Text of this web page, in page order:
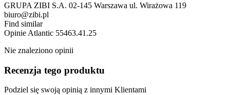
GRUPA ZIBI S.A. 02-145 Warszawa ul. Wirażowa 119
biuro@zibi.pl
Find similar
Opinie Atlantic 55463.41.25
Nie znaleziono opinii
Recenzja tego produktu
Podziel się swoją opinią z innymi Klientami